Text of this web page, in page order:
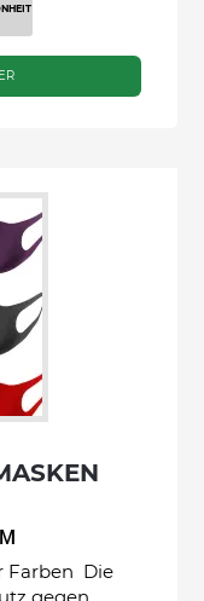
Farben Die